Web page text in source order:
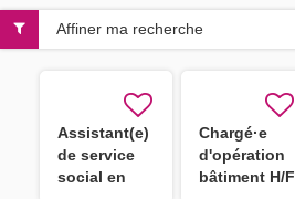
Assistant(e)
de service
social en
Chargé·e
d'opération
bâtiment H/F
Affiner ma recherche